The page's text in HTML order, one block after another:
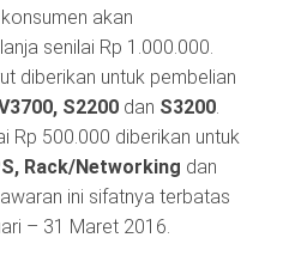
akan
senilai Rp 1.000.000.
diberikan untuk pembelian
S2200 dan S3200
Rp 500.000 diberikan untuk
Rack/Networking dan
ini sifatnya terbatas
– 31 Maret 2016.